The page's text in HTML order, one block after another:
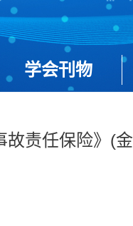
学会刊物
故责任保险》(金